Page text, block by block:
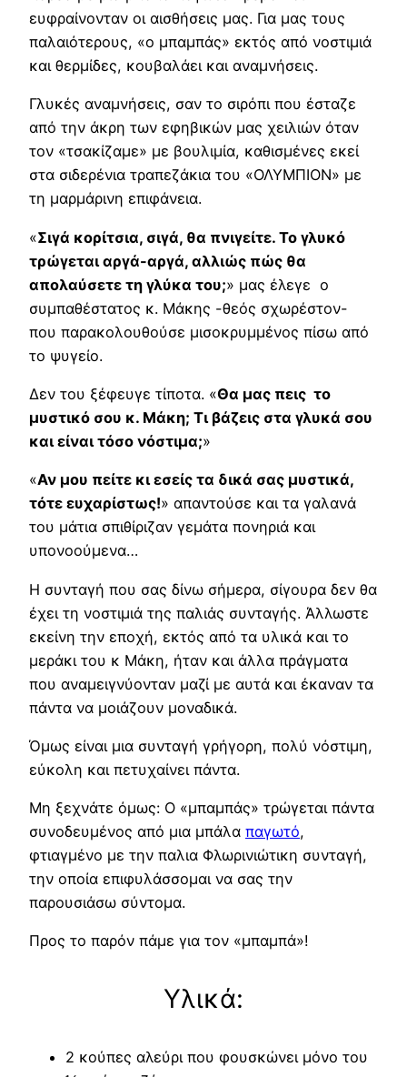
ευφραίνονταν οι αισθήσεις μας. Για μας τους
παλαιότερους, «ο μπαμπάς» εκτός από νοστιμιά
και θερμίδες, κουβαλάει και αναμνήσεις.
Γλυκές αναμνήσεις, σαν το σιρόπι που έσταζε
από την άκρη των εφηβικών μας χειλιών όταν
τον «τσακίζαμε» με βουλιμία, καθισμένες εκεί
στα σιδερένια τραπεζάκια του «ΟΛΥΜΠΙΟΝ» με
τη μαρμάρινη επιφάνεια.
«Σιγά κορίτσια, σιγά, θα πνιγείτε. Το γλυκό
τρώγεται αργά-αργά, αλλιώς πώς θα
απολαύσετε τη γλύκα του;» μας έλεγε ο
συμπαθέστατος κ. Μάκης -θεός σχωρέστον-
που παρακολουθούσε μισοκρυμμένος πίσω από
το ψυγείο.
Δεν του ξέφευγε τίποτα. «Θα μας πεις το
μυστικό σου κ. Μάκη; Τι βάζεις στα γλυκά σου
και είναι τόσο νόστιμα;»
«Αν μου πείτε κι εσείς τα δικά σας μυστικά,
τότε ευχαρίστως!» απαντούσε και τα γαλανά
του μάτια σπιθίριζαν γεμάτα πονηριά και
υπονοούμενα…
Η συνταγή που σας δίνω σήμερα, σίγουρα δεν θα
έχει τη νοστιμιά της παλιάς συνταγής. Άλλωστε
εκείνη την εποχή, εκτός από τα υλικά και το
μεράκι του κ Μάκη, ήταν και άλλα πράγματα
που αναμειγνύονταν μαζί με αυτά και έκαναν τα
πάντα να μοιάζουν μοναδικά.
Όμως είναι μια συνταγή γρήγορη, πολύ νόστιμη,
εύκολη και πετυχαίνει πάντα.
Μη ξεχνάτε όμως: Ο «μπαμπάς» τρώγεται πάντα
συνοδευμένος από μια μπάλα παγωτό,
φτιαγμένο με την παλια Φλωρινιώτικη συνταγή,
την οποία επιφυλάσσομαι να σας την
παρουσιάσω σύντομα.
Προς το παρόν πάμε για τον «μπαμπά»!
Υλικά:
2 κούπες αλεύρι που φουσκώνει μόνο του